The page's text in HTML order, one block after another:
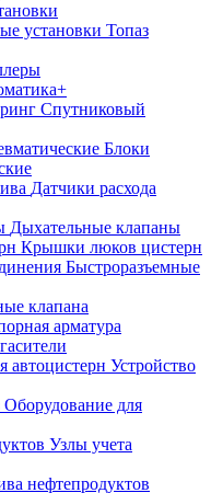
установки Топаз
Спутниковый
Блоки
Датчики расхода
Дыхательные клапаны
Крышки люков цистерн
Быстроразъемные
клапана
арматура
Устройство
Оборудование для
Узлы учета